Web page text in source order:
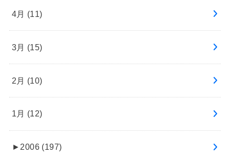
4月 (11)
3月 (15)
2月 (10)
1月 (12)
► 2006 (197)